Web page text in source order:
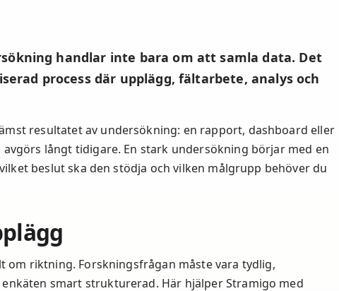
så
modern
handlar inte bara om att samla data. Det
process där upplägg, fältarbete, analys och
resultatet av undersökning: en rapport, dashboard eller
långt tidigare. En stark undersökning börjar med en
beslut ska den stödja och vilken målgrupp behöver du
om riktning. Forskningsfrågan måste vara tydlig,
smart strukturerad. Här hjälper Stramigo med